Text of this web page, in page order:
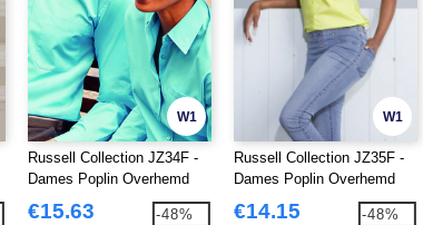
W1
Russell Collection JZ34F -
Dames Poplin Overhemd
€15.63 -48%
W1
Russell Collection JZ35F -
Dames Poplin Overhemd
€14.15 -48%